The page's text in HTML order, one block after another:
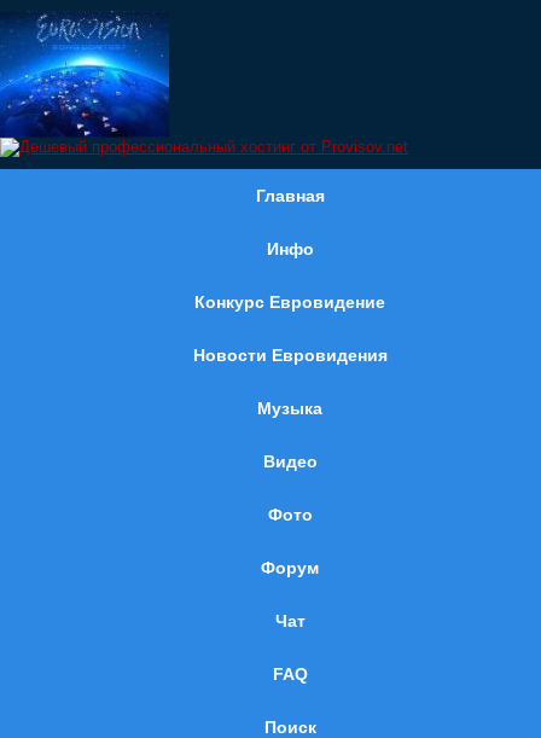
Главная
Инфо
Конкурс Евровидение
Новости Евровидения
Музыка
Видео
Фото
Форум
Чат
FAQ
Поиск